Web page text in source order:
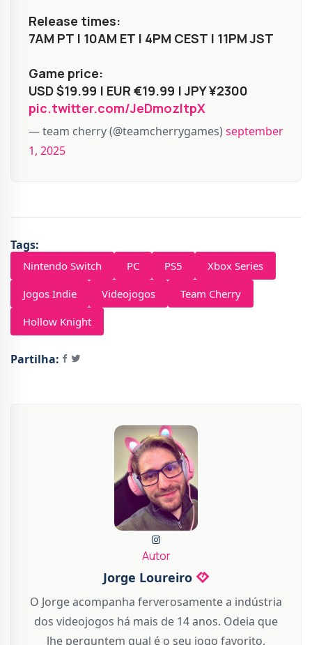
Release times:
7AM PT | 10AM ET | 4PM CEST | 11PM JST
Game price:
USD $19.99 | EUR €19.99 | JPY ¥2300
pic.twitter.com/JeDmozItpX
— team cherry (@teamcherrygames) september
1, 2025
Tags:
Nintendo Switch PC PS5
Xbox Series
Jogos Indie
Videojogos
Team Cherry
Hollow Knight
Partilha:
Autor
Jorge Loureiro
O Jorge acompanha ferverosamente a indústria
dos videojogos há mais de 14 anos. Odeia que
lhe perguntem qual é o seu jogo favorito,